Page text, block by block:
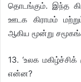
தொடங்கும். இந்த
ஊடக கிராமம்
ஆகிய மூன்று
13. ‘உலக
என்ன?